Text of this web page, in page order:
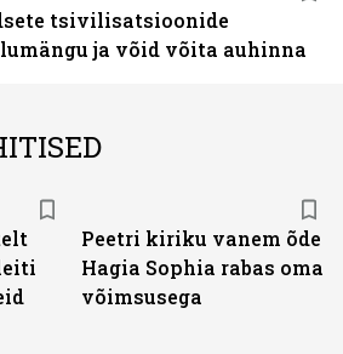
tsivilisatsioonide
ja võid võita auhinna
Peetri kiriku vanem õde
Hagia Sophia rabas oma
võimsusega